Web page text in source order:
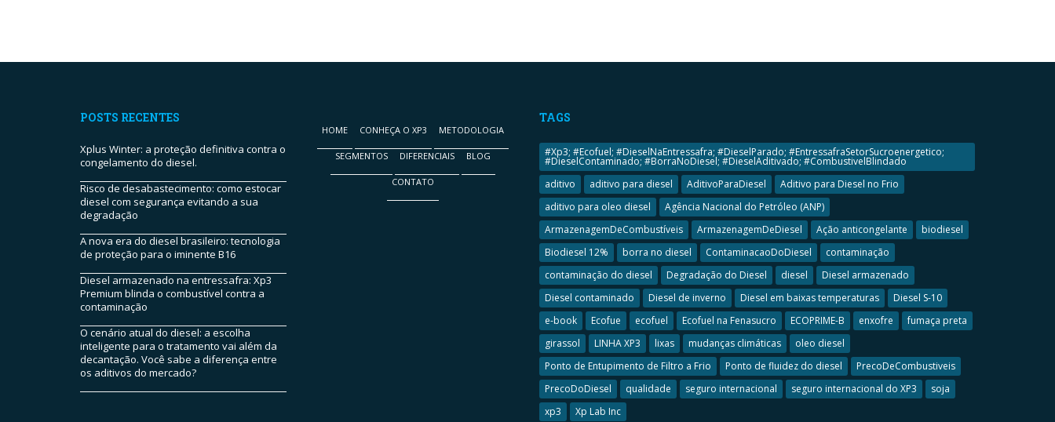
POSTS RECENTES
Xplus Winter: a proteção definitiva contra o
congelamento do diesel.
Risco de desabastecimento: como estocar
diesel com segurança evitando a sua
degradação
A nova era do diesel brasileiro: tecnologia
de proteção para o iminente B16
Diesel armazenado na entressafra: Xp3
Premium blinda o combustível contra a
contaminação
O cenário atual do diesel: a escolha
inteligente para o tratamento vai além da
decantação. Você sabe a diferença entre
os aditivos do mercado?
HOME CONHEÇA O XP3 METODOLOGIA
SEGMENTOS DIFERENCIAIS BLOG
CONTATO
TAGS
#Xp3; #Ecofuel; #DieselNaEntressafra; #DieselParado; #EntressafraSetorSucroenergetico;
#DieselContaminado; #BorraNoDiesel; #DieselAditivado; #CombustivelBlindado
aditivo
aditivo para diesel AditivoParaDiesel
Aditivo para Diesel no Frio
aditivo para oleo diesel
Agência Nacional do Petróleo (ANP)
ArmazenagemDeCombustíveis
ArmazenagemDeDiesel Ação anticongelante
biodiesel
Biodiesel 12%
borra no diesel ContaminacaoDoDiesel
contaminação
contaminação do diesel
Degradação do Diesel diesel
Diesel armazenado
Diesel contaminado
Diesel de inverno Diesel em baixas temperaturas
Diesel S-10
e-book
Ecofue ecofuel Ecofuel na Fenasucro ECOPRIME-B enxofre
fumaça preta
girassol
LINHA XP3 lixas mudanças climáticas
oleo diesel
Ponto de Entupimento de Filtro a Frio
Ponto de fluidez do diesel
PrecoDeCombustiveis
PrecoDoDiesel
qualidade seguro internacional seguro internacional do XP3
soja
xp3
Xp Lab Inc